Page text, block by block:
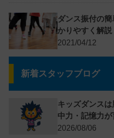
ダンス振付の
かりやすく解説
2021/04/12
新着スタッフブログ
キッズダンス
中力・記憶力
2026/08/06